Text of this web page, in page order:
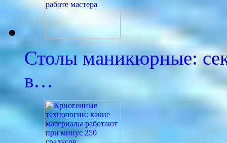
Столы маникюрные:
в…